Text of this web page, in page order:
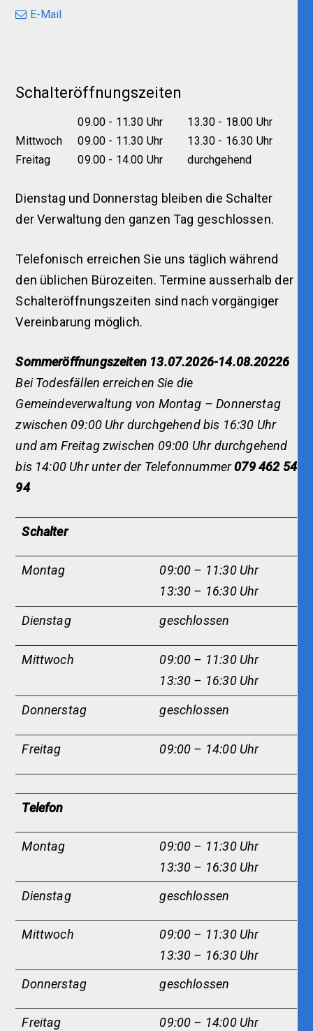
E-Mail
Schalteröffnungszeiten
09.00 - 11.30 Uhr
13.30 - 18.00 Uhr
Mittwoch
09.00 - 11.30 Uhr
13.30 - 16.30 Uhr
Freitag
09.00 - 14.00 Uhr durchgehend
Dienstag und Donnerstag bleiben die Schalter
der Verwaltung den ganzen Tag geschlossen.
Telefonisch erreichen Sie uns täglich während
den üblichen Bürozeiten. Termine ausserhalb der
Schalteröffnungszeiten sind nach vorgängiger
Vereinbarung möglich.
Sommeröffnungszeiten 13.07.2026-14.08.20226
Bei Todesfällen erreichen Sie die
Gemeindeverwaltung von Montag – Donnerstag
zwischen 09:00 Uhr durchgehend bis 16:30 Uhr
und am Freitag zwischen 09:00 Uhr durchgehend
bis 14:00 Uhr unter der Telefonnummer079 462 54
94
Schalter
Montag
09:00 – 11:30 Uhr
13:30 – 16:30 Uhr
Dienstag
geschlossen
Mittwoch
09:00 – 11:30 Uhr
13:30 – 16:30 Uhr
Donnerstag
geschlossen
Freitag 09:00 – 14:00 Uhr
Telefon
Montag
09:00 – 11:30 Uhr
13:30 – 16:30 Uhr
Dienstag
geschlossen
Mittwoch
09:00 – 11:30 Uhr
13:30 – 16:30 Uhr
Donnerstag
geschlossen
Freitag 09:00 – 14:00 Uhr